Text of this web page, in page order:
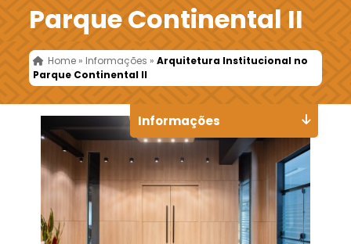
Parque Continental II
Home » Informações »Arquitetura Institucional no
Parque Continental II
Informações